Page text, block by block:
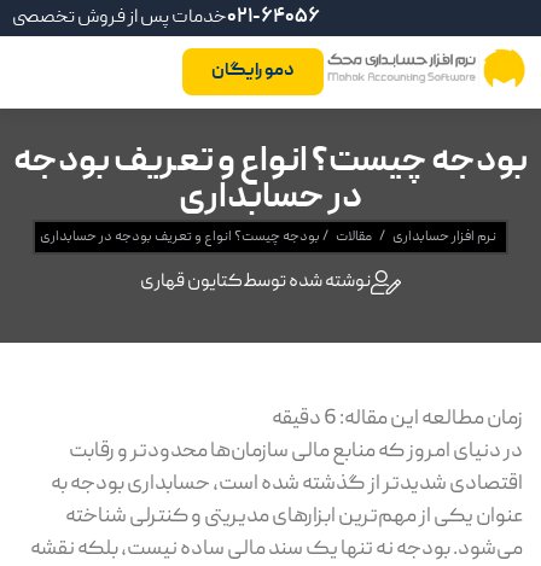
خدمات پس از فروش تخصصی021-64056
دمو رایگان
بودجه چیست؟ انواع و تعریف بودجه
در حسابداری
نرم افزار حسابداری / مقالات /بودجه چیست؟ انواع و تعریف بودجه در حسابداری
نوشته شده توسطکتایون قهاری
زمان مطالعه این مقاله:6دقیقه
در دنیای امروز که منابع مالی سازمان‌ها محدودتر و رقابت
اقتصادی شدیدتر از گذشته شده است، حسابداری بودجه به‌
عنوان یکی از مهم‌ترین ابزارهای مدیریتی و کنترلی شناخته
می‌شود. بودجه نه‌ تنها یک سند مالی ساده نیست، بلکه نقشه